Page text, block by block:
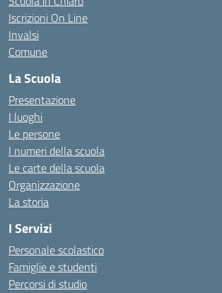
Iscrizioni On Line
Invalsi
Comune
La Scuola
Presentazione
I luoghi
Le persone
I numeri della scuola
Le carte della scuola
Organizzazione
La storia
I Servizi
Personale scolastico
Famiglie e studenti
Percorsi di studio